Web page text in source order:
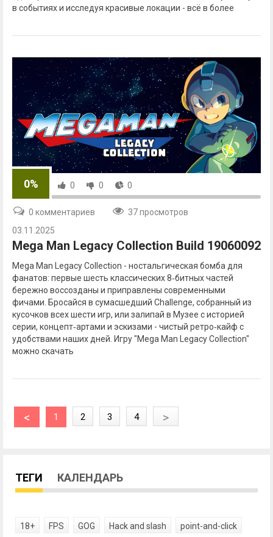
в событиях и исследуя красивые локации - всё в более
0% 0 0 0
0 комментариев
37 просмотров
03.11.2025
Mega Man Legacy Collection Build 19060092
Mega Man Legacy Collection - ностальгическая бомба для
фанатов: первые шесть классических 8‑битных частей
бережно воссозданы и приправлены современными
фичами. Бросайся в сумасшедший Challenge, собранный из
кусочков всех шести игр, или залипай в Музее с историей
серии, концепт‑артами и эскизами - чистый ретро‑кайф с
удобствами наших дней. Игру "Mega Man Legacy Collection"
можно скачать
< 1 2 3 4 >
ТЕГИ КАЛЕНДАРЬ
18+ FPS GOG Hack and slash point-and-click